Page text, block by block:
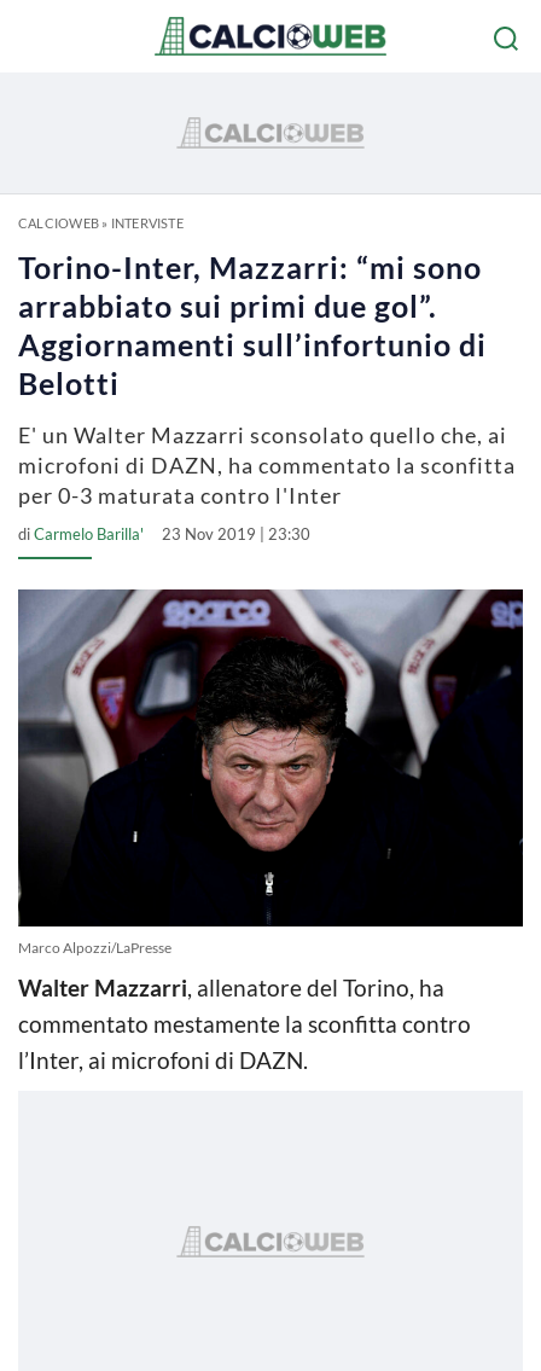
CALCIOWEB» INTERVISTE
Torino-Inter, Mazzarri: “mi sono
arrabbiato sui primi due gol”.
Aggiornamenti sull’infortunio di
Belotti
E' un Walter Mazzarri sconsolato quello che, ai
microfoni di DAZN, ha commentato la sconfitta
per 0-3 maturata contro l'Inter
diCarmelo Barilla' 23 Nov 2019 | 23:30
Marco Alpozzi/LaPresse
Walter Mazzarri, allenatore del Torino, ha
commentato mestamente la sconfitta contro
l’Inter, ai microfoni di DAZN.